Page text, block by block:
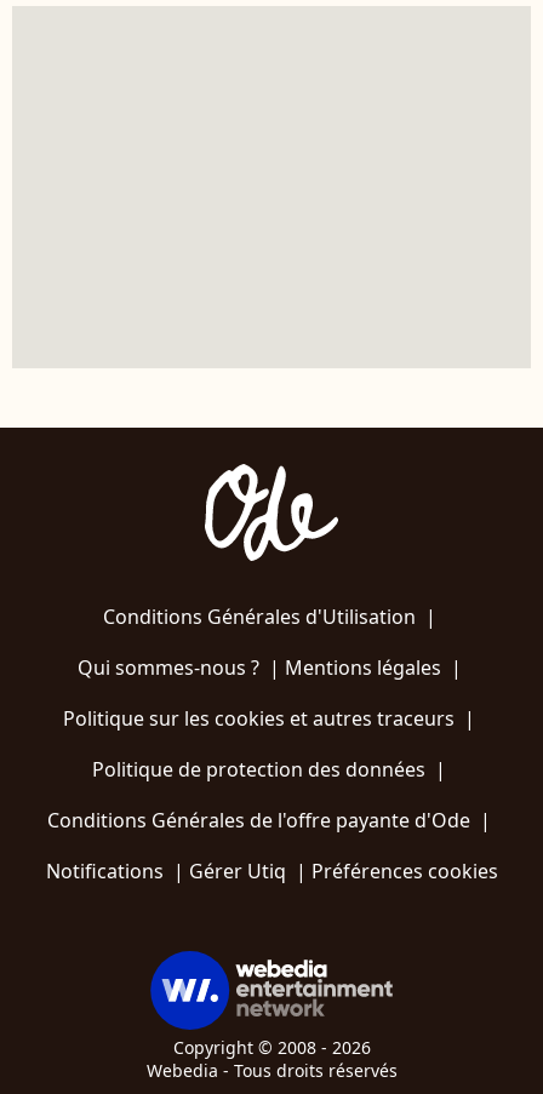
Conditions Générales d'Utilisation |
Qui sommes-nous ?| Mentions légales |
Politique sur les cookies et autres traceurs |
Politique de protection des données |
Conditions Générales de l'offre payante d'Ode |
Notifications | Gérer Utiq | Préférences cookies
Copyright © 2008 - 2026
Webedia - Tous droits réservés